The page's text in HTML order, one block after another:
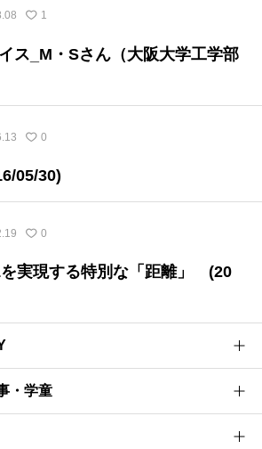
1
ス_M・Sさん（大阪大学工学部
0
05/30)
0
実現する特別な「距離」 (20
届けする医学部受験情報ブログ
・学童